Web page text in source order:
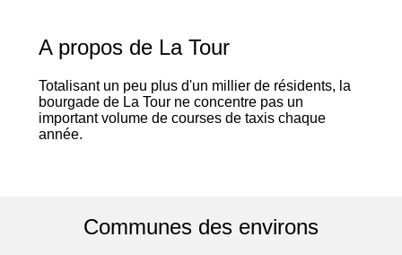
A propos de La Tour
Totalisant un peu plus d'un millier de résidents, la
bourgade de La Tour ne concentre pas un
important volume de courses de taxis chaque
année.
Communes des environs